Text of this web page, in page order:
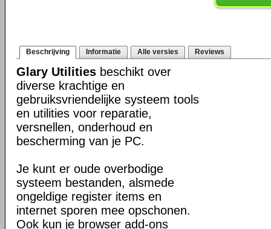
Beschrijving Informatie Alle versies Reviews
Glary Utilities beschikt over
diverse krachtige en
gebruiksvriendelijke systeem tools
en utilities voor reparatie,
versnellen, onderhoud en
bescherming van je PC.
Je kunt er oude overbodige
systeem bestanden, alsmede
ongeldige register items en
internet sporen mee opschonen.
Ook kun je browser add-ons